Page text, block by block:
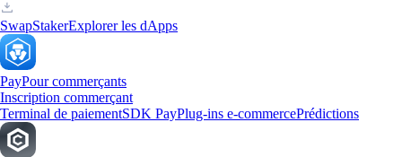
SwapStakerExplorer les dApps
PayPour commerçants
Inscription commerçant
Terminal de paiementSDK PayPlug-ins e-commercePrédictions